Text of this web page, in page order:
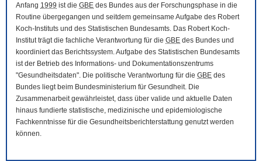
Anfang 1999 ist die GBE des Bundes aus der Forschungsphase in die
Routine übergegangen und seitdem gemeinsame Aufgabe des Robert
Koch-Instituts und des Statistischen Bundesamts. Das Robert Koch-
Institut trägt die fachliche Verantwortung für die GBE des Bundes und
koordiniert das Berichtssystem. Aufgabe des Statistischen Bundesamts
ist der Betrieb des Informations- und Dokumentationszentrums
"Gesundheitsdaten". Die politische Verantwortung für die GBE des
Bundes liegt beim Bundesministerium für Gesundheit. Die
Zusammenarbeit gewährleistet, dass über valide und aktuelle Daten
hinaus fundierte statistische, medizinische und epidemiologische
Fachkenntnisse für die Gesundheitsberichterstattung genutzt werden
können.